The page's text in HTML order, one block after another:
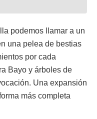
podemos llamar a un
una pelea de bestias
por cada
Bayo y árboles de
Una expansión
más completa